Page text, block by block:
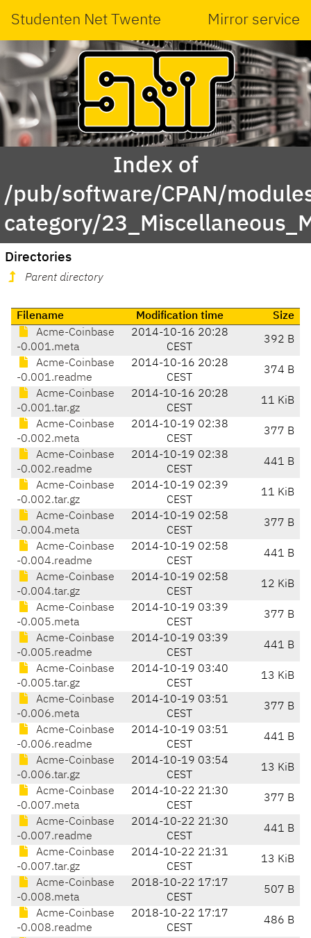
Studenten Net Twente Mirror service
Index of
/pub/software/CPAN/
category/
Directories
Parent directory
Filename Modification time
Size
Acme-Coinbase
-0.001.meta
2014-10-16 20:28
CEST
392 B
Acme-Coinbase
-0.001.readme
2014-10-16 20:28
CEST
374 B
Acme-Coinbase
-0.001.tar.gz
2014-10-16 20:28
CEST
11 KiB
Acme-Coinbase
-0.002.meta
2014-10-19 02:38
CEST
377 B
Acme-Coinbase
-0.002.readme
2014-10-19 02:38
CEST
441 B
Acme-Coinbase
-0.002.tar.gz
2014-10-19 02:39
CEST
11 KiB
Acme-Coinbase
-0.004.meta
2014-10-19 02:58
CEST
377 B
Acme-Coinbase
-0.004.readme
2014-10-19 02:58
CEST
441 B
Acme-Coinbase
-0.004.tar.gz
2014-10-19 02:58
CEST
12 KiB
Acme-Coinbase
-0.005.meta
2014-10-19 03:39
CEST
377 B
Acme-Coinbase
-0.005.readme
2014-10-19 03:39
CEST
441 B
Acme-Coinbase
-0.005.tar.gz
2014-10-19 03:40
CEST
13 KiB
Acme-Coinbase
-0.006.meta
2014-10-19 03:51
CEST
377 B
Acme-Coinbase
-0.006.readme
2014-10-19 03:51
CEST
441 B
Acme-Coinbase
-0.006.tar.gz
2014-10-19 03:54
CEST
13 KiB
Acme-Coinbase
-0.007.meta
2014-10-22 21:30
CEST
377 B
Acme-Coinbase
-0.007.readme
2014-10-22 21:30
CEST
441 B
Acme-Coinbase
-0.007.tar.gz
2014-10-22 21:31
CEST
13 KiB
Acme-Coinbase
-0.008.meta
2018-10-22 17:17
CEST
507 B
Acme-Coinbase
-0.008.readme
2018-10-22 17:17
CEST
486 B